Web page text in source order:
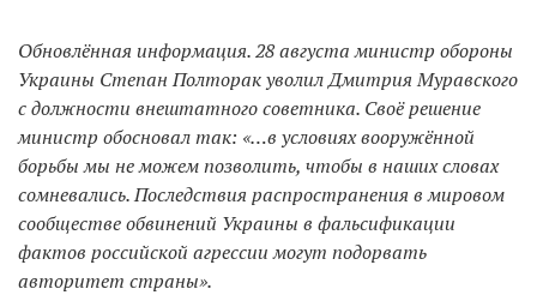
Обновлённая информация. 28 августа министр обороны
Украины Степан Полторак уволил Дмитрия Муравского
с должности внештатного советника. Своё решение
министр обосновал так: «…в условиях вооружённой
борьбы мы не можем позволить, чтобы в наших словах
сомневались. Последствия распространения в мировом
сообществе обвинений Украины в фальсификации
фактов российской агрессии могут подорвать
авторитет страны».